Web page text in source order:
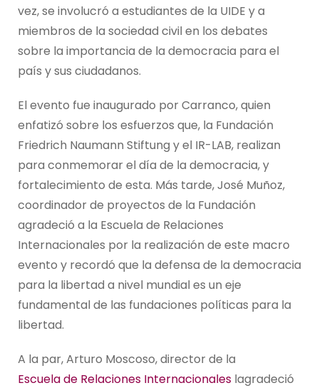
vez, se involucró a estudiantes de la UIDE y a
miembros de la sociedad civil en los debates
sobre la importancia de la democracia para el
país y sus ciudadanos.
El evento fue inaugurado por Carranco, quien
enfatizó sobre los esfuerzos que, la Fundación
Friedrich Naumann Stiftung y el IR-LAB, realizan
para conmemorar el día de la democracia, y
fortalecimiento de esta. Más tarde, José Muñoz,
coordinador de proyectos de la Fundación
agradeció a la Escuela de Relaciones
Internacionales por la realización de este macro
evento y recordó que la defensa de la democracia
para la libertad a nivel mundial es un eje
fundamental de las fundaciones políticas para la
libertad.
A la par, Arturo Moscoso, director de la
Escuela de Relaciones Internacionales lagradeció